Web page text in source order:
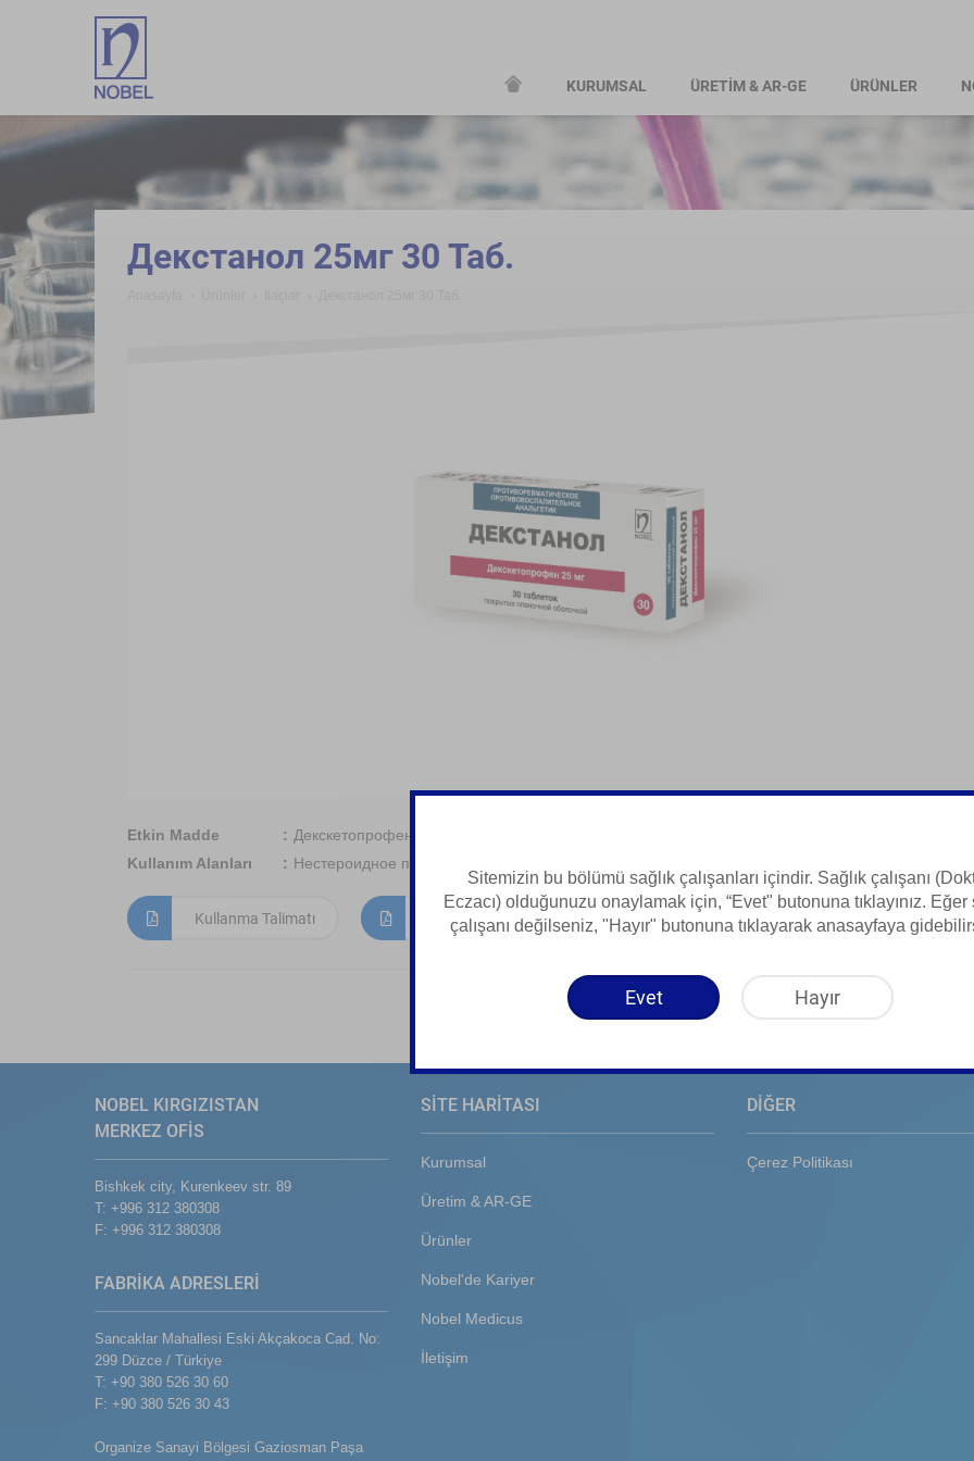
KURUMSAL ÜRETİM & AR-GE ÜRÜNLER
Декстанол 25мг 30 Таб.
Etkin Madde
Декскетопрофен
Kullanım Alanları
Нестероидное противовоспалительное
Kullanma Talimatı Kısa Ürün Bilgisi
NOBEL KIRGIZISTAN
MERKEZ OFİS
Bishkek city, Kurenkeev str. 89
T: +996 312 380308
F: +996 312 380308
FABRİKA ADRESLERİ
Sancaklar Mahallesi Eski Akçakoca Cad. No:
299 Düzce / Türkiye
T: +90 380 526 30 60
F: +90 380 526 30 43
Organize Sanayi Bölgesi Gaziosman Paşa
SİTE HARİTASI
Kurumsal
Üretim & AR-GE
Ürünler
Nobel'de Kariyer
Nobel Medicus
İletişim
DİĞER
Çerez Politikası
Sitemizin bu bölümü sağlık çalışanları içindir. Sağlık çalışanı
Eczacı) olduğunuzu onaylamak için, “Evet" butonuna tıklayınız. Eğer
çalışanı değilseniz, "Hayır" butonuna tıklayarak anasayfaya
Evet Hayır